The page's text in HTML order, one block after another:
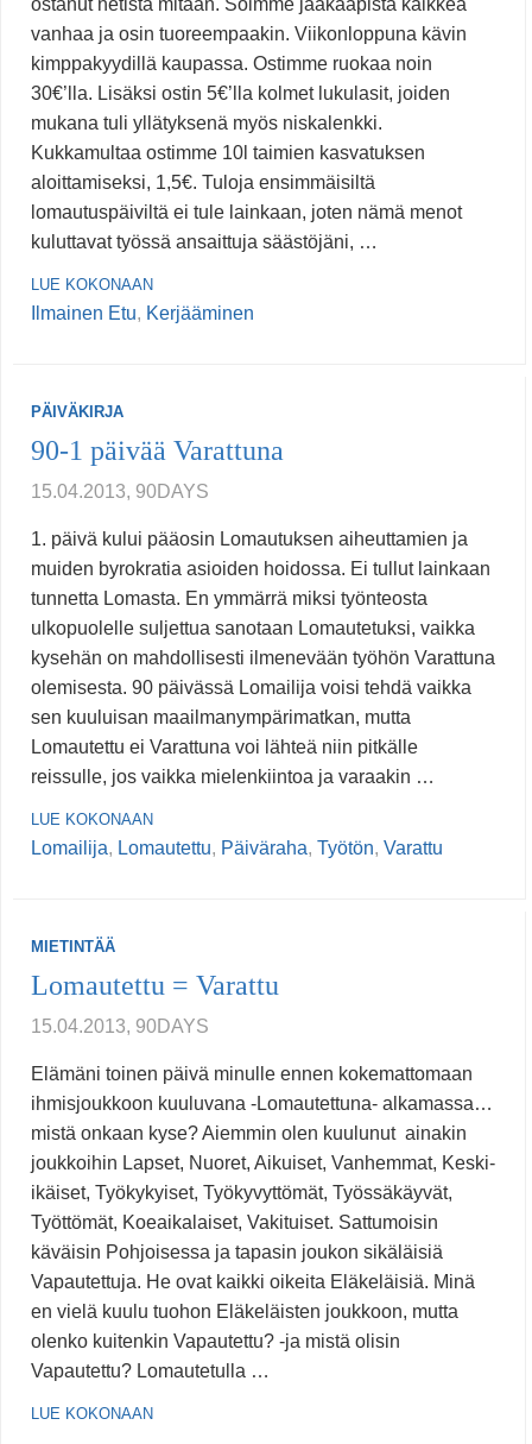
ostanut netistä mitään. Söimme jääkaapista kaikkea
vanhaa ja osin tuoreempaakin. Viikonloppuna kävin
kimppakyydillä kaupassa. Ostimme ruokaa noin
30€’lla. Lisäksi ostin 5€’lla kolmet lukulasit, joiden
mukana tuli yllätyksenä myös niskalenkki.
Kukkamultaa ostimme 10l taimien kasvatuksen
aloittamiseksi, 1,5€. Tuloja ensimmäisiltä
lomautuspäiviltä ei tule lainkaan, joten nämä menot
kuluttavat työssä ansaittuja säästöjäni, …
LUE KOKONAAN
Ilmainen Etu, Kerjääminen
PÄIVÄKIRJA
90-1 päivää Varattuna
15.04.2013, 90DAYS
1. päivä kului pääosin Lomautuksen aiheuttamien ja
muiden byrokratia asioiden hoidossa. Ei tullut lainkaan
tunnetta Lomasta. En ymmärrä miksi työnteosta
ulkopuolelle suljettua sanotaan Lomautetuksi, vaikka
kysehän on mahdollisesti ilmenevään työhön Varattuna
olemisesta. 90 päivässä Lomailija voisi tehdä vaikka
sen kuuluisan maailmanympärimatkan, mutta
Lomautettu ei Varattuna voi lähteä niin pitkälle
reissulle, jos vaikka mielenkiintoa ja varaakin …
LUE KOKONAAN
Lomailija, Lomautettu, Päiväraha, Työtön, Varattu
MIETINTÄÄ
Lomautettu = Varattu
15.04.2013, 90DAYS
Elämäni toinen päivä minulle ennen kokemattomaan
ihmisjoukkoon kuuluvana -Lomautettuna- alkamassa…
mistä onkaan kyse? Aiemmin olen kuulunut ainakin
joukkoihin Lapset, Nuoret, Aikuiset, Vanhemmat, Keski-
ikäiset, Työkykyiset, Työkyvyttömät, Työssäkäyvät,
Työttömät, Koeaikalaiset, Vakituiset. Sattumoisin
käväisin Pohjoisessa ja tapasin joukon sikäläisiä
Vapautettuja. He ovat kaikki oikeita Eläkeläisiä. Minä
en vielä kuulu tuohon Eläkeläisten joukkoon, mutta
olenko kuitenkin Vapautettu? -ja mistä olisin
Vapautettu? Lomautetulla …
LUE KOKONAAN